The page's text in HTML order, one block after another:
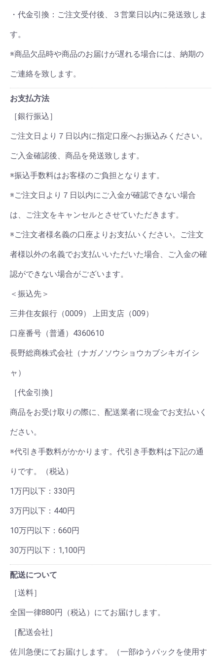
・代金引換：ご注文受付後、３営業日以内に発送致しま
す。
※商品欠品時や商品のお届けが遅れる場合には、納期の
ご連絡を致します。
お支払方法
［銀行振込］
ご注文日より７日以内に指定口座へお振込みください。
ご入金確認後、商品を発送致します。
※振込手数料はお客様のご負担となります。
※ご注文日より７日以内にご入金が確認できない場合
は、ご注文をキャンセルとさせていただきます。
※ご注文者様名義の口座よりお支払いください。ご注文
者様以外の名義でお支払いいただいた場合、ご入金の確
認ができない場合がございます。
＜振込先＞
三井住友銀行（0009） 上田支店（009）
口座番号（普通）4360610
長野総商株式会社（ナガノソウショウカブシキガイシ
ャ）
［代金引換］
商品をお受け取りの際に、配送業者に現金でお支払いく
ださい。
※代引き手数料がかかります。代引き手数料は下記の通
りです。（税込）
1万円以下：330円
3万円以下：440円
10万円以下：660円
30万円以下：1,100円
配送について
［送料］
全国一律880円（税込）にてお届けします。
［配送会社］
佐川急便にてお届けします。（一部ゆうパックを使用す